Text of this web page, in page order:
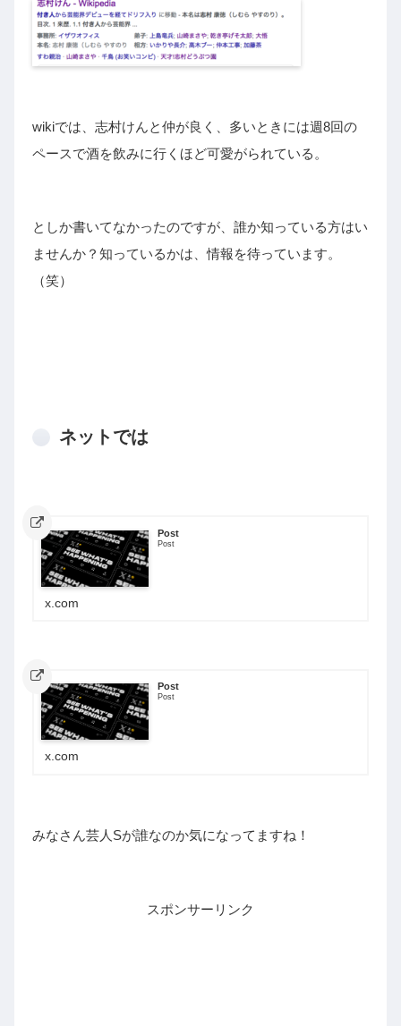
wikiでは、 志村けんと仲が良く、多いときには週8回の
ペースで酒を飲みに行くほど可愛がられている 。
としか書いてなかったのですが、誰か知っている方はい
ませんか？知っているかは、情報を待っています。
（笑）
ネットでは
Post
Post
x.com
Post
Post
x.com
みなさん芸人Sが誰なのか気になってますね！
スポンサーリンク